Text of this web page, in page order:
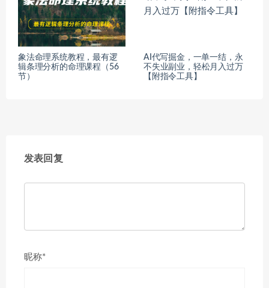
象法命理系统教程，最有逻
辑条理分析的命理课程（56
节）
AI代写掘金，一单一结，永
不失业副业，轻松月入过万
【附指令工具】
发表回复
昵称*